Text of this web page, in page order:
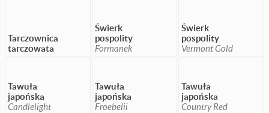
Tarczownica
tarczowata
Świerk
pospolity
Formanek
Świerk
pospolity
Vermont Gold
Tawuła
japońska
Candlelight
Tawuła
japońska
Froebelii
Tawuła
japońska
Country Red